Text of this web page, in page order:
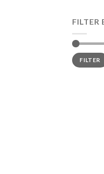
FILTER
FILTER